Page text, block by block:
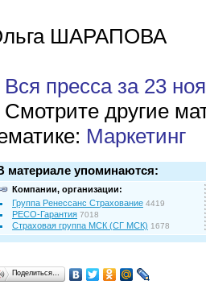
ШАРАПОВА
Вся пресса за 23
Смотрите другие
Маркетинг
материале упоминаются:
Компании, организации:
Группа Ренессанс Страхование 4419
РЕСО-Гарантия 7018
Страховая группа МСК (СГ МСК) 1678
Поделиться…